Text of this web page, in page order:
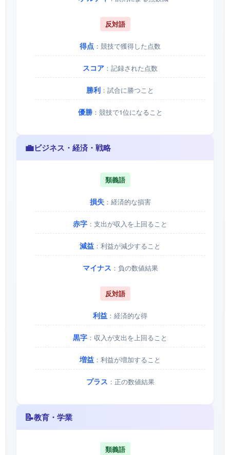
反対語
得点 ：競技で獲得した点数
スコア ：記録された点数
勝利 ：試合に勝つこと
優勝：競技で1位になること
💼ビジネス・経済・戦略
類義語
損失：経済的な損害
赤字 ：支出が収入を上回ること
減益 ：利益が減少すること
マイナス ：負の数値結果
反対語
利益 ：経済的な得
黒字 ：収入が支出を上回ること
増益 ：利益が増加すること
プラス ：正の数値結果
📝教育・学業
類義語